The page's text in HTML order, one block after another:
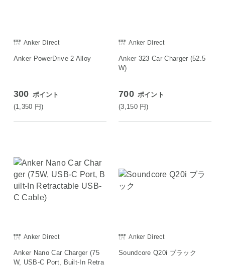
Anker Direct
Anker PowerDrive 2 Alloy
300 ポイント
(1,350 円)
Anker Direct
Anker 323 Car Charger (52.5
W)
700 ポイント
(3,150 円)
Anker Direct
Anker Nano Car Charger (75
W, USB-C Port, Built-In Retra
Anker Direct
Soundcore Q20i ブラック